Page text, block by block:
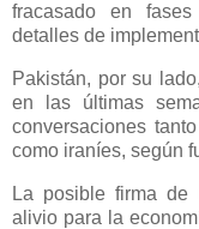
fracasado en
detalles de
Pakistán, por su
en las últimas
conversaciones
como iraníes, según
La posible firma de
alivio para la